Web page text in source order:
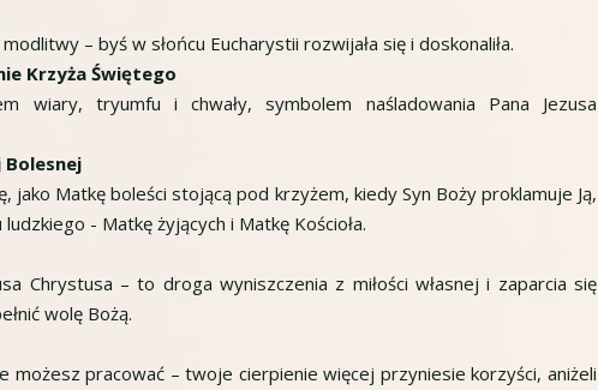
– byś w słońcu Eucharystii rozwijała się i doskonaliła.
Krzyża Świętego
wiary, tryumfu i chwały, symbolem naśladowania Pana Jezusa
Bolesnej
jako Matkę boleści stojącą pod krzyżem, kiedy Syn Boży proklamuje Ją,
- Matkę żyjących i Matkę Kościoła.
Chrystusa – to droga wyniszczenia z miłości własnej i zaparcia się
wolę Bożą.
możesz pracować – twoje cierpienie więcej przyniesie korzyści, aniżeli